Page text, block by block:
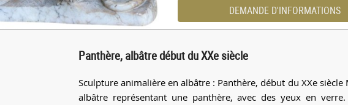
DEMANDE D'INFORMATIONS
Panthère, albâtre début du XXe siècle
Sculpture animalière en albâtre : Panthère, début du XXe
albâtre représentant une panthère, avec des yeux en